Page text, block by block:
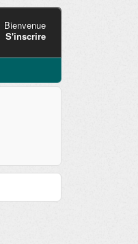
Bienvenue
S'inscrire